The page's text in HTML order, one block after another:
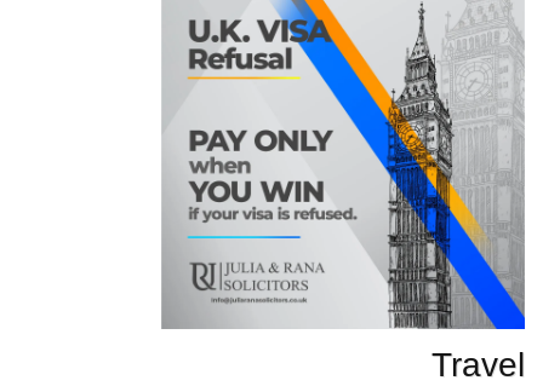
Travel